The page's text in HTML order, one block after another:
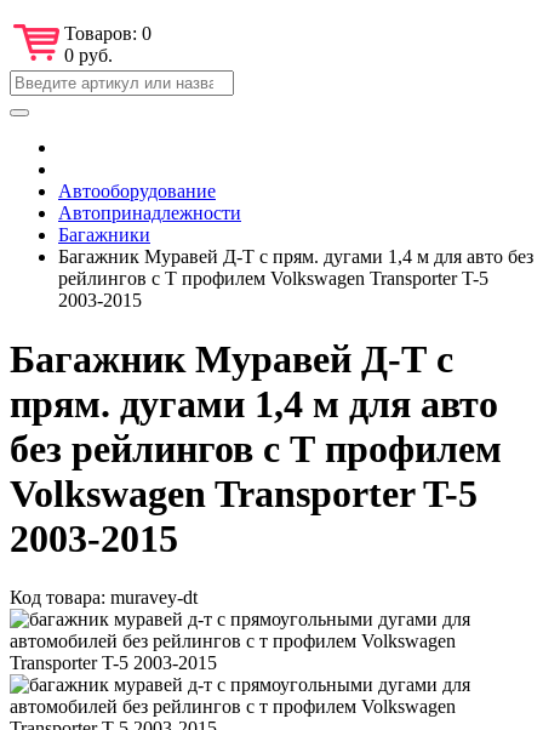
Товаров: 0
0 руб.
Автооборудование
Автопринадлежности
Багажники
Багажник Муравей Д-Т с прям. дугами 1,4 м для авто без
рейлингов с Т профилем Volkswagen Transporter T-5
2003-2015
Багажник Муравей Д-Т с
прям. дугами 1,4 м для авто
без рейлингов с Т профилем
Volkswagen Transporter T-5
2003-2015
Код товара: muravey-dt